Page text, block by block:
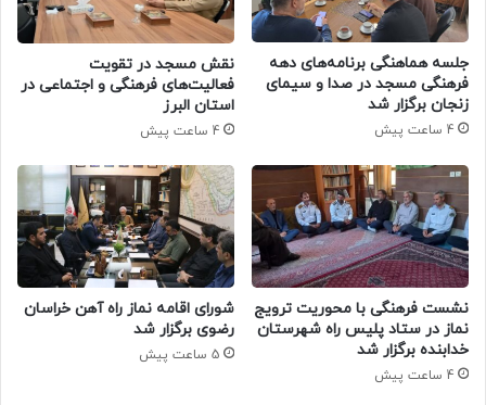
جلسه هماهنگی برنامه‌های دهه
فرهنگی مسجد در صدا و سیمای
زنجان برگزار شد
4 ساعت پیش
نقش مسجد در تقویت
فعالیت‌های فرهنگی و اجتماعی در
استان البرز
4 ساعت پیش
نشست فرهنگی با محوریت ترویج
نماز در ستاد پلیس راه شهرستان
خدابنده برگزار شد
4 ساعت پیش
شورای اقامه نماز راه آهن خراسان
رضوی برگزار شد
5 ساعت پیش